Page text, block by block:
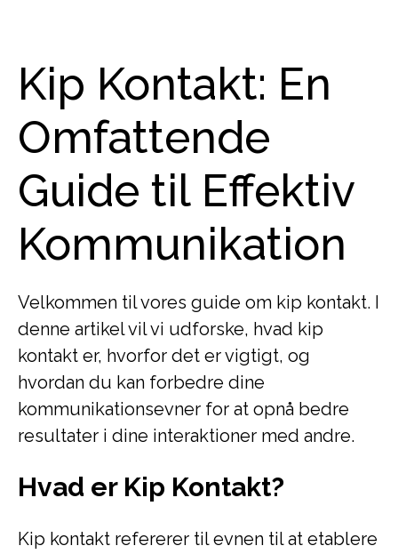
Kip Kontakt: En
Omfattende
Guide til Effektiv
Kommunikation
Velkommen til vores guide om kip kontakt. I
denne artikel vil vi udforske, hvad kip
kontakt er, hvorfor det er vigtigt, og
hvordan du kan forbedre dine
kommunikationsevner for at opnå bedre
resultater i dine interaktioner med andre.
Hvad er Kip Kontakt?
Kip kontakt refererer til evnen til at etablere